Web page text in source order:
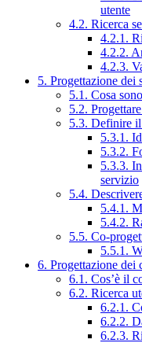
utente
4.2. Ricerca
4.2.1.
4.2.2.
4.2.3.
5. Progettazione dei
5.1. Cosa
5.2.
5.3. Definire
5.3.1.
5.3.2.
5.3.3.
servizio
5.4.
5.4.1.
5.4.2.
5.5. Co-
5.5.1.
6. Progettazione dei
6.1. Cos’è il
6.2. Ricerca
6.2.1.
6.2.2.
6.2.3.